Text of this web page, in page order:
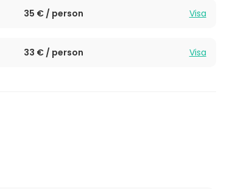
35 € / person Visa
33 € / person Visa